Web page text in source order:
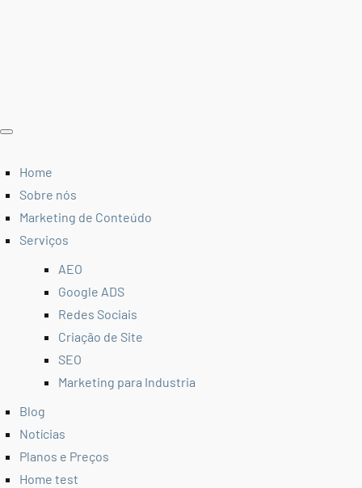
Home
Sobre nós
Marketing de Conteúdo
Serviços
AEO
Google ADS
Redes Sociais
Criação de Site
SEO
Marketing para Industria
Blog
Notícias
Planos e Preços
Home test